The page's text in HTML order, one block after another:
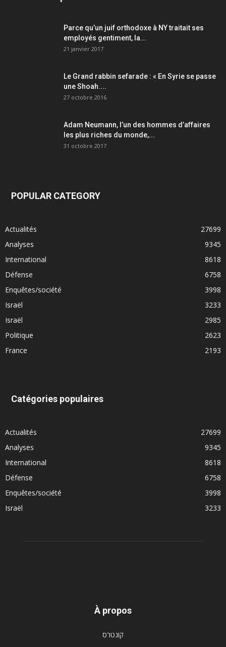
Parce qu’un juif orthodoxe à NY traitait ses
employés gentiment, la...
21 janvier 2017
Le Grand rabbin sefarade : « En Syrie se passe
une Shoah....
27 octobre 2016
Adam Neumann, l’un des hommes d’affaires
les plus riches du monde,...
31 octobre 2017
POPULAR CATEGORY
Actualités
27699
Analyses
9345
International
8618
Défense
6758
Enquêtes/société
3998
Israël
3233
Israël
2985
Politique
2623
France
2193
Catégories populaires
Actualités
27699
Analyses
9345
International
8618
Défense
6758
Enquêtes/société
3998
Israël
3233
À propos
קונטרס